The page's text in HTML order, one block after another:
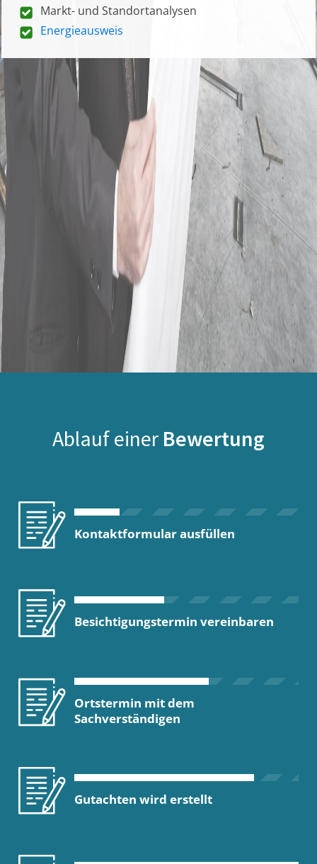
Markt- und Standortanalysen
Energieausweis
Ablauf einer Bewertung
Kontaktformular ausfüllen
Besichtigungstermin vereinbaren
Ortstermin mit dem
Sachverständigen
Gutachten wird erstellt